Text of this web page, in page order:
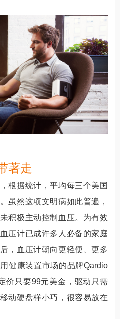
著走
根据统计，平均每三个美国
虽然这项文明病如此普遍，
积极主动控制血压。为有效
压计已成许多人必备的家庭
，血压计朝向更轻便、更多
健康装置市场的品牌Qardio
价只要99元美金，驱动只需
动硬盘样小巧，很容易放在